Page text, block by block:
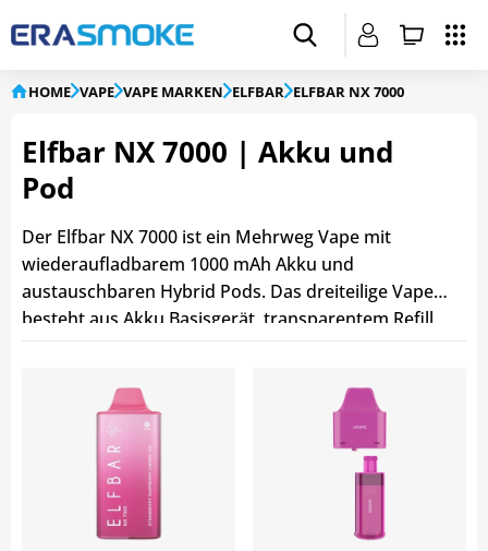
HOME VAPE VAPE MARKEN ELFBAR ELFBAR NX 7000
Elfbar NX 7000 | Akku und
Pod
Der Elfbar NX 7000 ist ein Mehrweg Vape mit
wiederaufladbarem 1000 mAh Akku und
austauschbaren Hybrid Pods. Das dreiteilige Vape
besteht aus Akku Basisgerät, transparentem Refill
ermöglicht das Vape gemäss Elfbar
. Über USB-C lässt sich der Akku von
Elfbar NX 7000 schnell aufladen, während eine LED
den Akkustand anzeigt. Als Weiterentwicklung der
AF5000 überzeugt der Elfbar NX 7000 Vape mit
moderner Technologie und vielen